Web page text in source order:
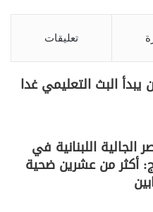
تعليقات
يبدأ البث التعليمي غدا
الجالية اللبنانية في
أكثر من عشرين ضحية